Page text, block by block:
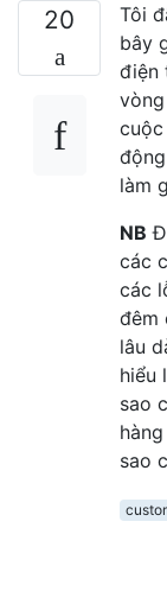
20
Tôi
bây
điện
làm
NB
các
các
đêm
lâu
hiểu
sao
sao